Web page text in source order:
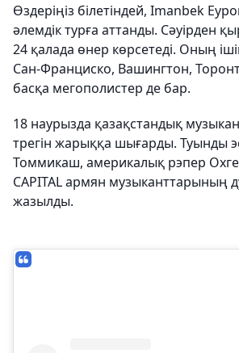
Өздеріңіз білетіндей, Imanbek
әлемдік турға аттанды. Сәуірден
24 қалада өнер көрсетеді. Оның
Сан-Франциско, Вашингтон,
басқа мегополистер де бар.
18 наурызда қазақстандық
трегін жарыққа шығарды. Туынды
Томмикаш, америкалық рэпер
CAPITAL армян музыканттарының
жазылды.